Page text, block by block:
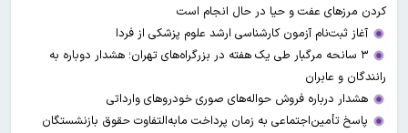
کردن مرزهای عفت و حیا در حال انجام است
آغاز ثبت‌نام‌ آزمون کارشناسی ارشد علوم پزشکی از فردا
۳ سانحه مرگبار طی یک هفته در بزرگراه‌های تهران؛ هشدار دوباره به
رانندگان و عابران
هشدار درباره فروش حواله‌های صوری خودروهای وارداتی
پاسخ تأمین‌اجتماعی به زمان پرداخت مابه‌التفاوت حقوق بازنشستگان